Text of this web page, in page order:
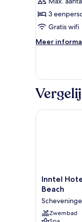
laden
3
Gratis wifi
Meer
Meer
Inntel
Hotels
Haag
Marina
Inntel
Beach
Zwembad
Inntel